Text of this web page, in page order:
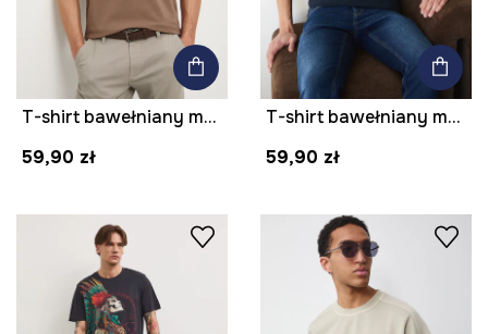
T-shirt bawełniany męski z elastanem gładki kolor brązowy
59,90 zł
T-shirt bawełniany męski z elastanem gładki kolor granatowy
59,90 zł